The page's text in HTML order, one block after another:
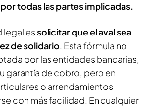
todas las partes implicadas.
legal essolicitar que el aval sea
de solidario. Esta fórmula no
por las entidades bancarias,
garantía de cobro, pero en
o arrendamientos
con más facilidad. En cualquier